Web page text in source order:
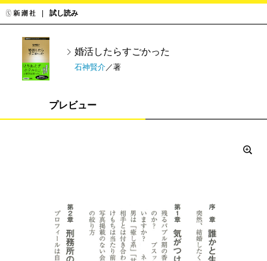
試し読み
婚活したらすごかった
石神賢介 ／著
プレビュー